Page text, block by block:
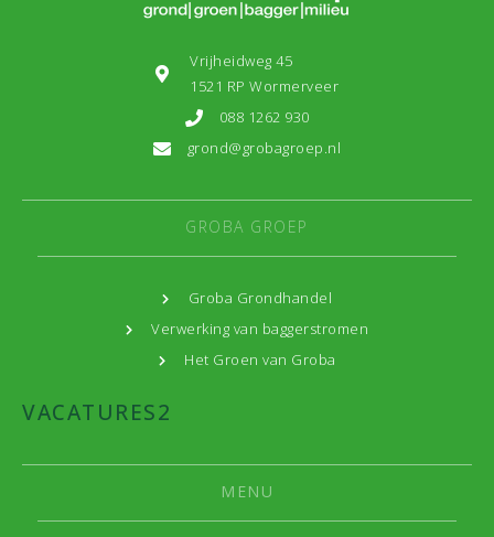
Vrijheidweg 45
1521 RP Wormerveer
088 1262 930
grond@grobagroep.nl
GROBA GROEP
Groba Grondhandel
Verwerking van baggerstromen
Het Groen van Groba
VACATURES2
MENU